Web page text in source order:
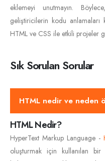
eklemeyi unutmayın.
geliştiricilerin kodu anlamaları
HTML ve CSS ile etkili projeler
Sık Sorulan Sorular
HTML nedir ve neden
HTML Nedir?
HyperText Markup Language -
oluşturmak için kullanılan